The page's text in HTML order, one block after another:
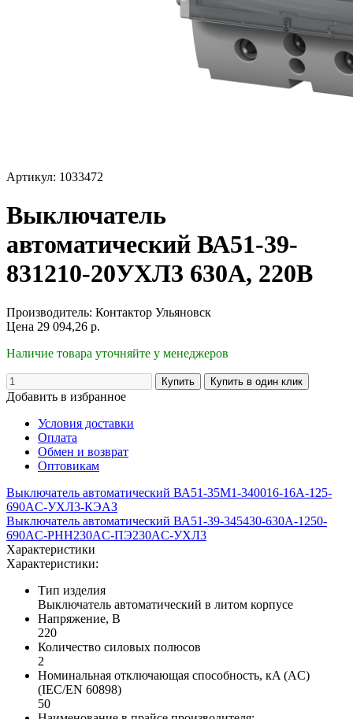
Артикул: 1033472
Выключатель
автоматический ВА51-39-
831210-20УХЛ3 630А, 220В
Производитель: Контактор Ульяновск
Цена 29 094,26 р.
Наличие товара уточняйте у менеджеров
Добавить в избранное
Условия доставки
Оплата
Обмен и возврат
Оптовикам
Выключатель автоматический ВА51-35М1-340016-16А-125-
690AC-УХЛ3-КЭАЗ
Выключатель автоматический ВА51-39-345430-630А-1250-
690AC-РНН230AC-ПЭ230AC-УХЛ3
Характеристики
Характеристики:
Тип изделия
Выключатель автоматический в литом корпусе
Напряжение, В
220
Количество силовых полюсов
2
Номинальная отключающая способность, кA (AC)
(IEC/EN 60898)
50